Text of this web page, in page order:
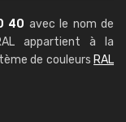
40 avec le nom de
appartient à la
de couleurs RAL